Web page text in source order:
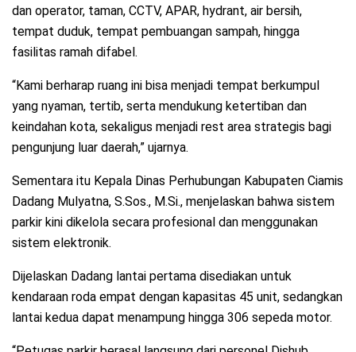
dan operator, taman, CCTV, APAR, hydrant, air bersih,
tempat duduk, tempat pembuangan sampah, hingga
fasilitas ramah difabel.
“Kami berharap ruang ini bisa menjadi tempat berkumpul
yang nyaman, tertib, serta mendukung ketertiban dan
keindahan kota, sekaligus menjadi rest area strategis bagi
pengunjung luar daerah,” ujarnya.
Sementara itu Kepala Dinas Perhubungan Kabupaten Ciamis
Dadang Mulyatna, S.Sos., M.Si., menjelaskan bahwa sistem
parkir kini dikelola secara profesional dan menggunakan
sistem elektronik.
Dijelaskan Dadang lantai pertama disediakan untuk
kendaraan roda empat dengan kapasitas 45 unit, sedangkan
lantai kedua dapat menampung hingga 306 sepeda motor.